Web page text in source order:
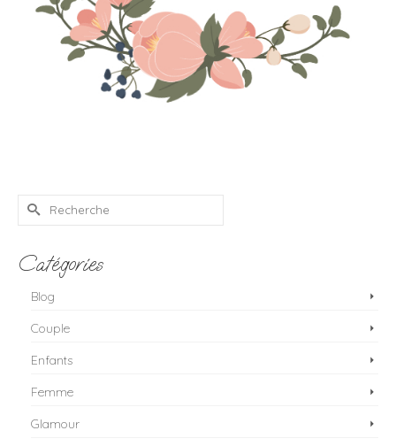
Rechercher :
Catégories
Blog
Couple
Enfants
Femme
Glamour